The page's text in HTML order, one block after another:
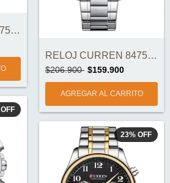
RELOJ CURREN 8475-3 ORIGINAL
RELOJ CURREN 8475-2 ORIGINAL
$206.900 $159.900
OFF
23% OFF